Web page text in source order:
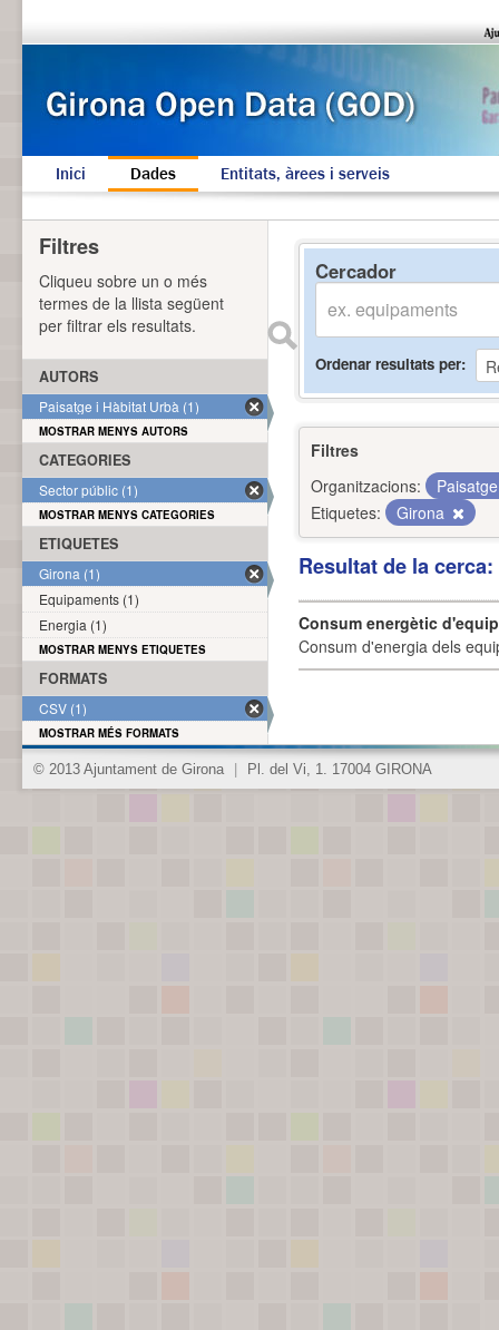
Inici Dades Entitats, àrees i serveis
Cercador
Ordenar resultats per
Filtres
Organitzacions:
Etiquetes:
Girona
Resultat de la
Consum energètic
Consum d'energia dels
Filtres
Cliqueu sobre un o més
termes de la llista següent
per filtrar els resultats.
AUTORS
Paisatge i Hàbitat Urbà (1)
MOSTRAR MENYS AUTORS
CATEGORIES
Sector públic (1)
MOSTRAR MENYS CATEGORIES
ETIQUETES
Girona (1)
Equipaments (1)
Energia (1)
MOSTRAR MENYS ETIQUETES
FORMATS
CSV (1)
MOSTRAR MÉS FORMATS
© 2013 Ajuntament de Girona Pl. del Vi, 1. 17004 GIRONA